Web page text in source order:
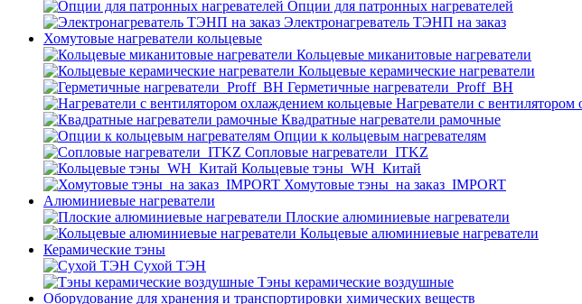
Опции для патронных нагревателей
Электронагреватель ТЭНП на заказ
Хомутовые нагреватели кольцевые
Кольцевые миканитовые нагреватели
Кольцевые керамические нагреватели
Герметичные нагреватели_Proff_BH
Нагреватели с
Квадратные нагреватели рамочные
Опции к кольцевым нагревателям
Cопловые нагреватели_ITKZ
Кольцевые тэны_WH_Китай
Хомутовые тэны_на заказ_IMPORT
Алюминиевые нагреватели
Плоские алюминиевые нагреватели
Кольцевые алюминиевые нагреватели
Керамические тэны
Сухой ТЭН
Тэны керамические воздушные
Оборудование для хранения и транспортировки химических веществ